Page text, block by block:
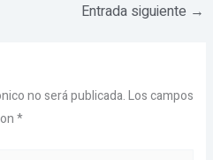
Entrada siguiente →
no será publicada.Los campos
*